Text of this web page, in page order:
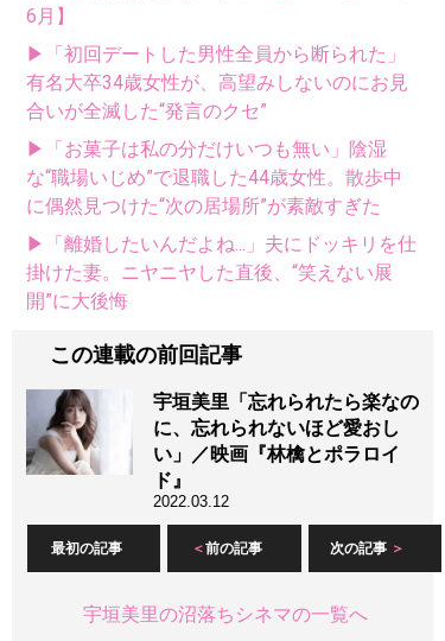
6月】
▶「初回デートした男性全員から断られた」
有名大卒34歳女性が、高望みしないのにお見
合いが全滅した“発言のクセ”
▶「お菓子は私の分だけいつも無い」陰湿
な“職場いじめ”で退職した44歳女性。散歩中
に偶然見つけた“次の居場所”が素敵すぎた
▶「離婚したいんだよね...」夫にドッキリを仕
掛けた妻。ニヤニヤした直後、“笑えない展
開”に大後悔
この連載の前回記事
宇垣美里「忘れられたら楽なの
に、忘れられないほど愛おし
い」／映画『林檎とポラロイ
ド』
2022.03.12
最初の記事 前の記事 次の記事
宇垣美里の沼落ちシネマの一覧へ